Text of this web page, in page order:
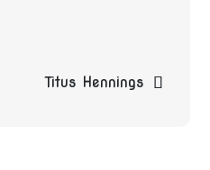
Titus Hennings